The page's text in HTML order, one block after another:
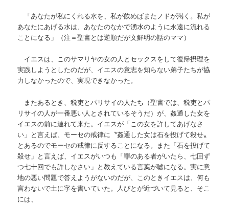
「あなたが私にくれる水を、私が飲めばまたノドが渇く。私が
あなたにあげる水は、あなたのなかで湧水のように永遠に流れる
ことになる」（注＝聖書とは逆順だが文鮮明の話のママ）
イエスは、このサマリヤの女の人とセックスをして復帰摂理を
実践しようとしたのだが、イエスの意志を知らない弟子たちが協
力しなかったので、実現できなかった。
またあるとき、税吏とパリサイの人たち（聖書では、税吏とパ
リサイの人が一番悪い人とされているそうだ）が、姦通した女を
イエスの前に連れて来た。イエスが「この女を許してあげなさ
い」と言えば、モーセの戒律に 〝姦通した女は石を投げて殺せ〟
とあるのでモーセの戒律に反することになる。また「石を投げて
殺せ」と言えば、イエスがいつも「罪のある者がいたら、七回ず
つ七十回でも許しなさい」と教えている言葉が嘘になる。実に意
地の悪い問題で答えようがないのだが、このときイエスは、何も
言わないで土に字を書いていた。人びとが近づいて見ると、そこ
には、